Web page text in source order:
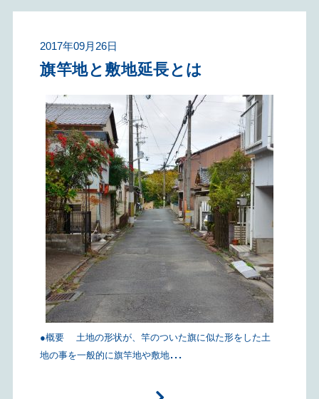
2017年09月26日
旗竿地と敷地延長とは
●概要 土地の形状が、竿のついた旗に似た形をした土
地の事を一般的に旗竿地や敷地...